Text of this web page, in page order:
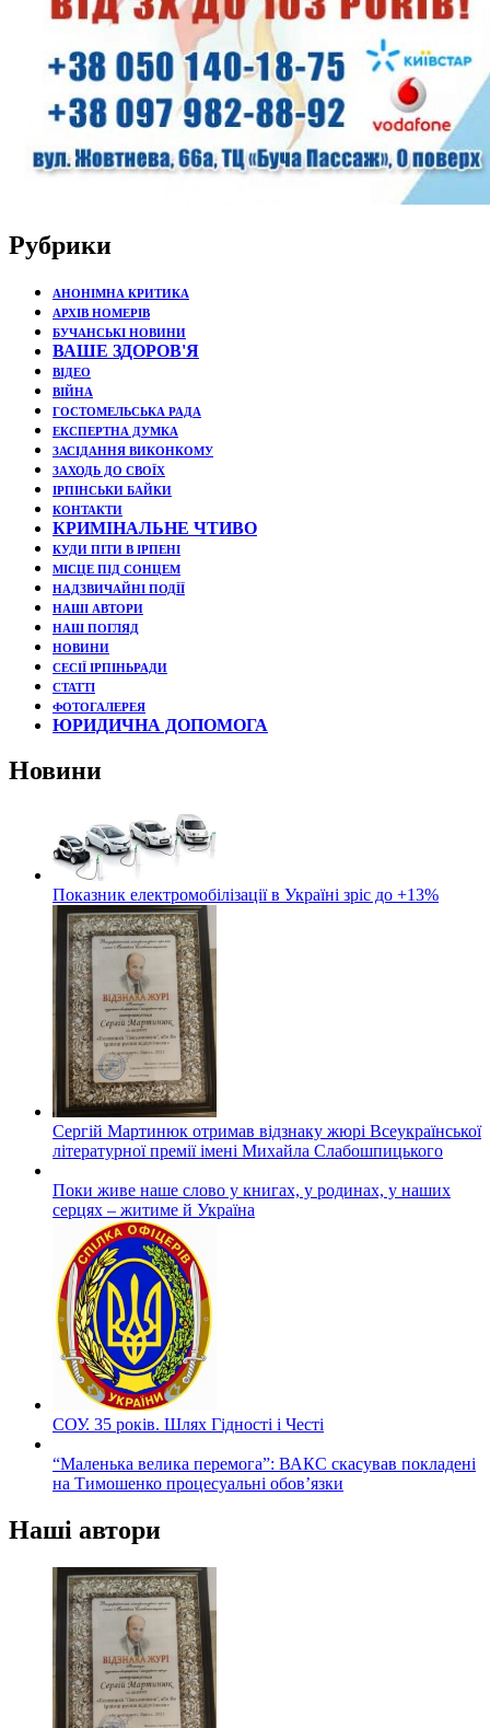
Рубрики
АНОНІМНА КРИТИКА
АРХІВ НОМЕРІВ
БУЧАНСЬКІ НОВИНИ
ВАШЕ ЗДОРОВ'Я
ВІДЕО
ВІЙНА
ГОСТОМЕЛЬСЬКА РАДА
ЕКСПЕРТНА ДУМКА
ЗАСІДАННЯ ВИКОНКОМУ
ЗАХОДЬ ДО СВОЇХ
ІРПІНСЬКИ БАЙКИ
КОНТАКТИ
КРИМІНАЛЬНЕ ЧТИВО
КУДИ ПІТИ В ІРПЕНІ
МІСЦЕ ПІД СОНЦЕМ
НАДЗВИЧАЙНІ ПОДЇЇ
НАШІ АВТОРИ
НАШ ПОГЛЯД
НОВИНИ
СЕСІЇ ІРПІНЬРАДИ
СТАТТІ
ФОТОГАЛЕРЕЯ
ЮРИДИЧНА ДОПОМОГА
Новини
Показник електромобілізації в Україні зріс до +13%
Сергій Мартинюк отримав відзнаку жюрі Всеукраїнської
літературної премії імені Михайла Слабошпицького
Поки живе наше слово у книгах, у родинах, у наших
серцях – житиме й Україна
СОУ. 35 років. Шлях Гідності і Честі
“Маленька велика перемога”: ВАКС скасував покладені
на Тимошенко процесуальні обов’язки
Наші автори